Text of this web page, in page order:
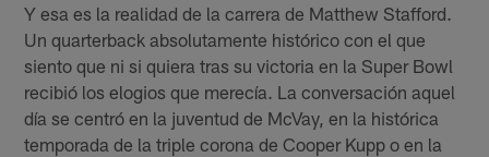
Y esa es la realidad de la carrera de Matthew Stafford.
Un quarterback absolutamente histórico con el que
siento que ni si quiera tras su victoria en la Super Bowl
recibió los elogios que merecía. La conversación aquel
día se centró en la juventud de McVay, en la histórica
temporada de la triple corona de Cooper Kupp o en la